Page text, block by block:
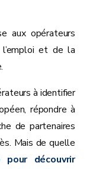
aux opérateurs
et de la
à identifier
répondre à
de partenaires
Mais de quelle
découvrir